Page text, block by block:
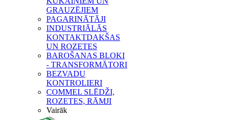
GRAUZĒJIEM
PAGARINĀTĀJI
INDUSTRIĀLĀS
KONTAKTDAKŠAS
UN ROZETES
BAROŠANAS BLOKI
- TRANSFORMĀTORI
BEZVADU
KONTROLIERI
COMMEL SLĒDŽI,
ROZETES, RĀMJI
Vairāk